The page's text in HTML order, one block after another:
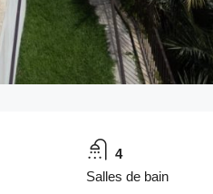
4
Salles de bain